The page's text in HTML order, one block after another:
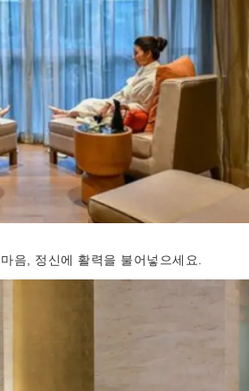
음, 정신에 활력을 불어넣으세요.